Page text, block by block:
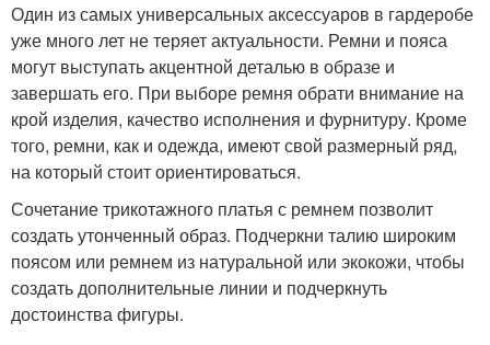
Один из самых универсальных аксессуаров в гардеробе
уже много лет не теряет актуальности. Ремни и пояса
могут выступать акцентной деталью в образе и
завершать его. При выборе ремня обрати внимание на
крой изделия, качество исполнения и фурнитуру. Кроме
того, ремни, как и одежда, имеют свой размерный ряд,
на который стоит ориентироваться.
Сочетание трикотажного платья с ремнем позволит
создать утонченный образ. Подчеркни талию широким
поясом или ремнем из натуральной или экокожи, чтобы
создать дополнительные линии и подчеркнуть
достоинства фигуры.